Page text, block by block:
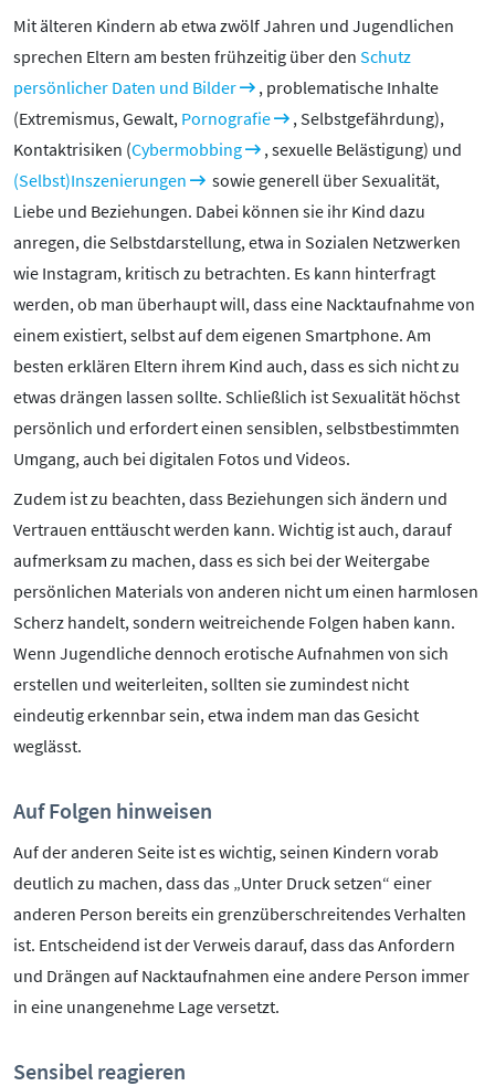
Mit älteren Kindern ab etwa zwölf Jahren und Jugendlichen
sprechen Eltern am besten frühzeitig über den Schutz
persönlicher Daten und Bilder
, problematische Inhalte
(Extremismus, Gewalt, Pornografie
, Selbstgefährdung),
Kontaktrisiken (Cybermobbing
, sexuelle Belästigung) und
(Selbst)Inszenierungen
sowie generell über Sexualität,
Liebe und Beziehungen. Dabei können sie ihr Kind dazu
anregen, die Selbstdarstellung, etwa in Sozialen Netzwerken
wie Instagram, kritisch zu betrachten. Es kann hinterfragt
werden, ob man überhaupt will, dass eine Nacktaufnahme von
einem existiert, selbst auf dem eigenen Smartphone. Am
besten erklären Eltern ihrem Kind auch, dass es sich nicht zu
etwas drängen lassen sollte. Schließlich ist Sexualität höchst
persönlich und erfordert einen sensiblen, selbstbestimmten
Umgang, auch bei digitalen Fotos und Videos.
Zudem ist zu beachten, dass Beziehungen sich ändern und
Vertrauen enttäuscht werden kann. Wichtig ist auch, darauf
aufmerksam zu machen, dass es sich bei der Weitergabe
persönlichen Materials von anderen nicht um einen harmlosen
Scherz handelt, sondern weitreichende Folgen haben kann.
Wenn Jugendliche dennoch erotische Aufnahmen von sich
erstellen und weiterleiten, sollten sie zumindest nicht
eindeutig erkennbar sein, etwa indem man das Gesicht
weglässt.
Auf Folgen hinweisen
Auf der anderen Seite ist es wichtig, seinen Kindern vorab
deutlich zu machen, dass das „Unter Druck setzen“ einer
anderen Person bereits ein grenzüberschreitendes Verhalten
ist. Entscheidend ist der Verweis darauf, dass das Anfordern
und Drängen auf Nacktaufnahmen eine andere Person immer
in eine unangenehme Lage versetzt.
Sensibel reagieren
Online-Game
Presse
Mediathek
Mediencoaches
Materialien
Medienquiz
Newsletter